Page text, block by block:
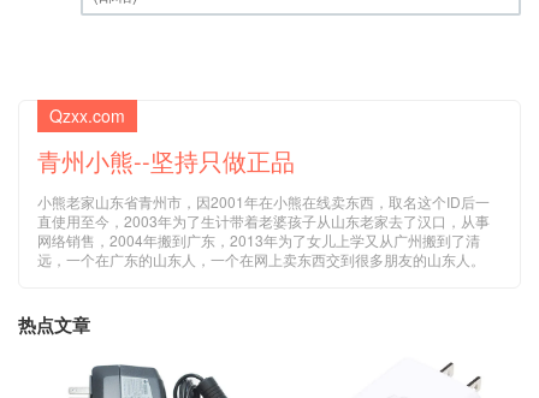
Qzxx.com
青州小熊--坚持只做正品
小熊老家山东省青州市，因2001年在小熊在线卖东西，取名这个ID后一
直使用至今，2003年为了生计带着老婆孩子从山东老家去了汉口，从事
网络销售，2004年搬到广东，2013年为了女儿上学又从广州搬到了清
远，一个在广东的山东人，一个在网上卖东西交到很多朋友的山东人。
热点文章